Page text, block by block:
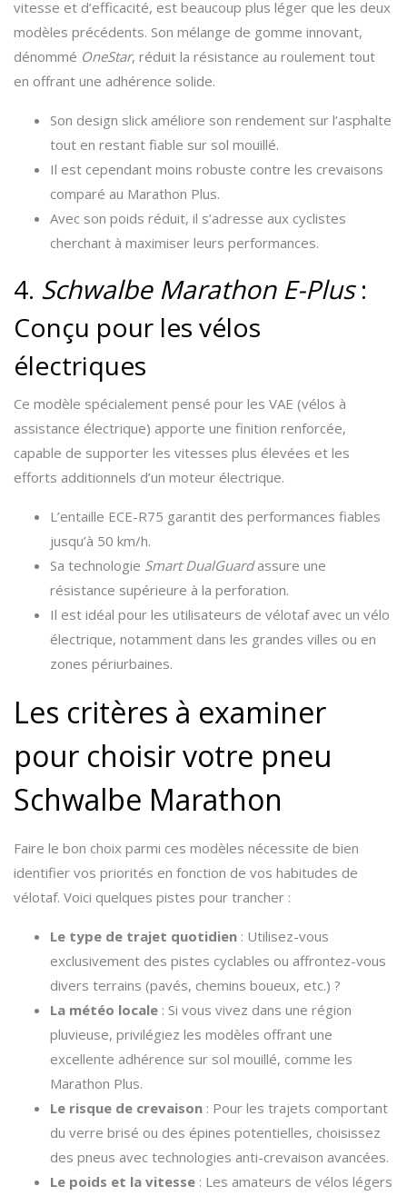
vitesse et d’efficacité, est beaucoup plus léger que les deux
modèles précédents. Son mélange de gomme innovant,
dénommé OneStar, réduit la résistance au roulement tout
en offrant une adhérence solide.
Son design slick améliore son rendement sur l’asphalte
tout en restant fiable sur sol mouillé.
Il est cependant moins robuste contre les crevaisons
comparé au Marathon Plus.
Avec son poids réduit, il s’adresse aux cyclistes
cherchant à maximiser leurs performances.
4. Schwalbe Marathon E-Plus:
Conçu pour les vélos
électriques
Ce modèle spécialement pensé pour les VAE (vélos à
assistance électrique) apporte une finition renforcée,
capable de supporter les vitesses plus élevées et les
efforts additionnels d’un moteur électrique.
L’entaille ECE-R75 garantit des performances fiables
jusqu’à 50 km/h.
Sa technologie Smart DualGuardassure une
résistance supérieure à la perforation.
Il est idéal pour les utilisateurs de vélotaf avec un vélo
électrique, notamment dans les grandes villes ou en
zones périurbaines.
Les critères à examiner
pour choisir votre pneu
Schwalbe Marathon
Faire le bon choix parmi ces modèles nécessite de bien
identifier vos priorités en fonction de vos habitudes de
vélotaf. Voici quelques pistes pour trancher :
Le type de trajet quotidien : Utilisez-vous
exclusivement des pistes cyclables ou affrontez-vous
divers terrains (pavés, chemins boueux, etc.) ?
La météo locale : Si vous vivez dans une région
pluvieuse, privilégiez les modèles offrant une
excellente adhérence sur sol mouillé, comme les
Marathon Plus.
Le risque de crevaison : Pour les trajets comportant
du verre brisé ou des épines potentielles, choisissez
des pneus avec technologies anti-crevaison avancées.
Le poids et la vitesse : Les amateurs de vélos légers